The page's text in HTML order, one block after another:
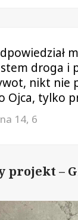
droga i
nikt nie
Ojca, tylko
14, 6
projekt –